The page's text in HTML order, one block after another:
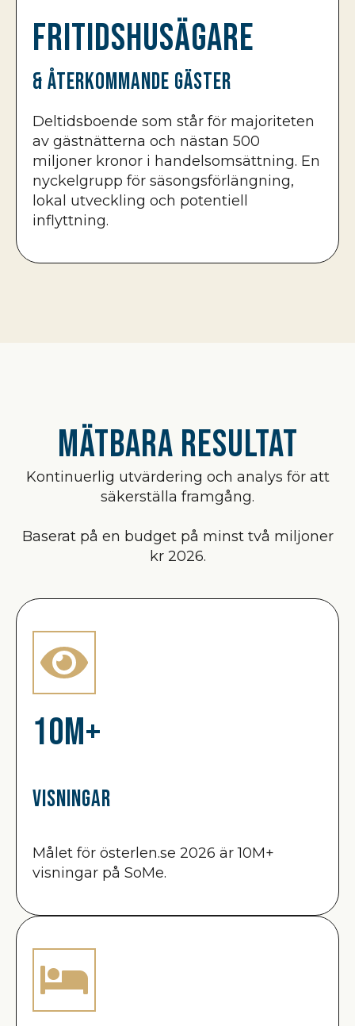
Fritidshusägare
& återkommande gäster
Deltidsboende som står för majoriteten
av gästnätterna och nästan 500
miljoner kronor i handelsomsättning. En
nyckelgrupp för säsongsförlängning,
lokal utveckling och potentiell
inflyttning.
Mätbara resultat
Kontinuerlig utvärdering och analys för att
säkerställa framgång.
Baserat på en budget på minst två miljoner
kr 2026.
10M+
Visningar
Målet för österlen.se 2026 är 10M+
visningar på SoMe.